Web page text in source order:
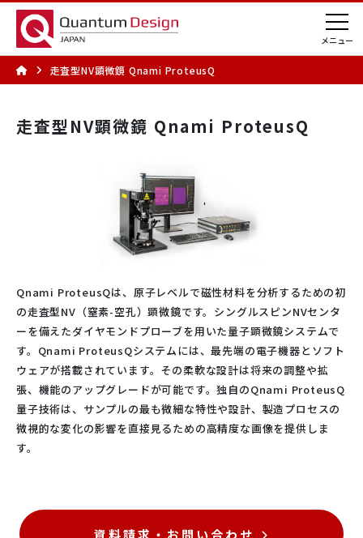
走査型NV顕微鏡 Qnami ProteusQ
走査型NV顕微鏡 Qnami ProteusQ
Qnami ProteusQは、原子レベルで磁性材料を分析するための初
の走査型NV（窒素-空孔）顕微鏡です。シングルスピンNVセンタ
ーを備えたダイヤモンドプローブを用いた量子顕微鏡システムで
す。Qnami ProteusQシステムには、最先端の電子機器とソフト
ウェアが搭載されています。その柔軟な設計は将来の調整や拡
張、機能のアップグレードが可能です。独自のQnami ProteusQ
量子技術は、サンプルの最も微細な特性や設計、製造プロセスの
微視的な変化の影響を直接見るための高精度な画像を提供しま
す。
資料請求・お問い合わせ